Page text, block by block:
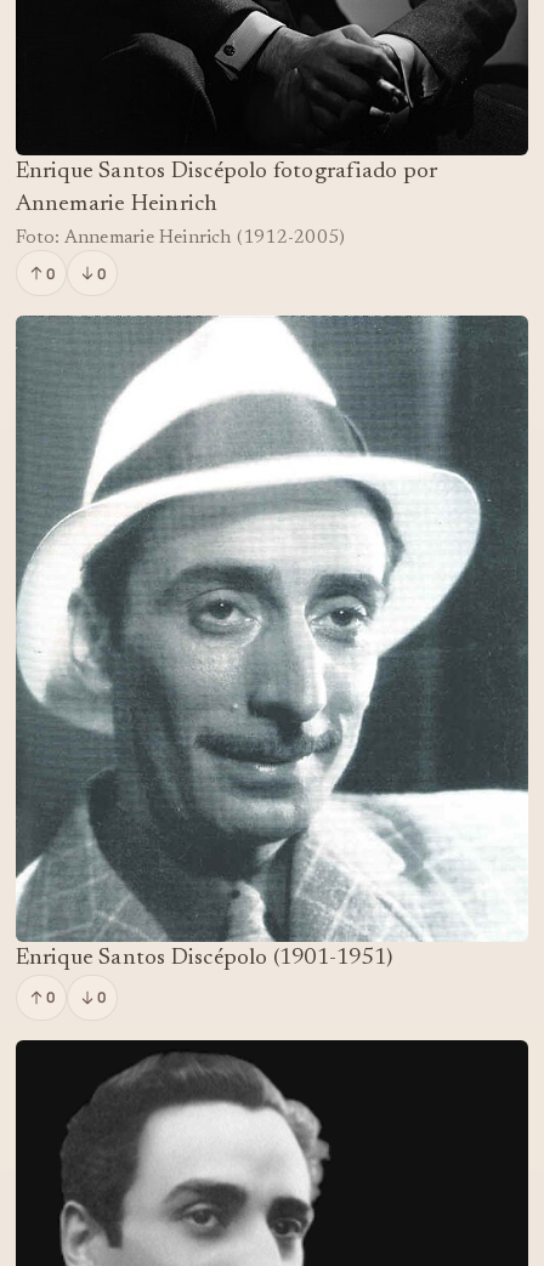
Enrique Santos Discépolo fotografiado por
Annemarie Heinrich
Foto: Annemarie Heinrich (1912-2005)
0 0
Enrique Santos Discépolo (1901-1951)
0 0